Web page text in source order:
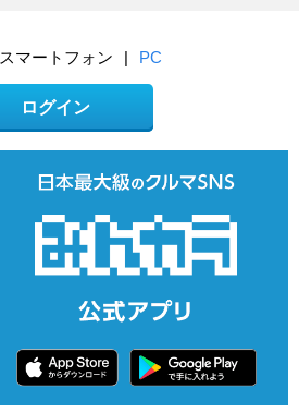
スマートフォン | PC
ログイン